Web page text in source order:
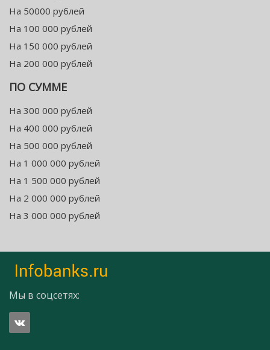
На 50000 рублей
На 100 000 рублей
На 150 000 рублей
На 200 000 рублей
ПО СУММЕ
На 300 000 рублей
На 400 000 рублей
На 500 000 рублей
На 1 000 000 рублей
На 1 500 000 рублей
На 2 000 000 рублей
На 3 000 000 рублей
Мы в соцсетях: